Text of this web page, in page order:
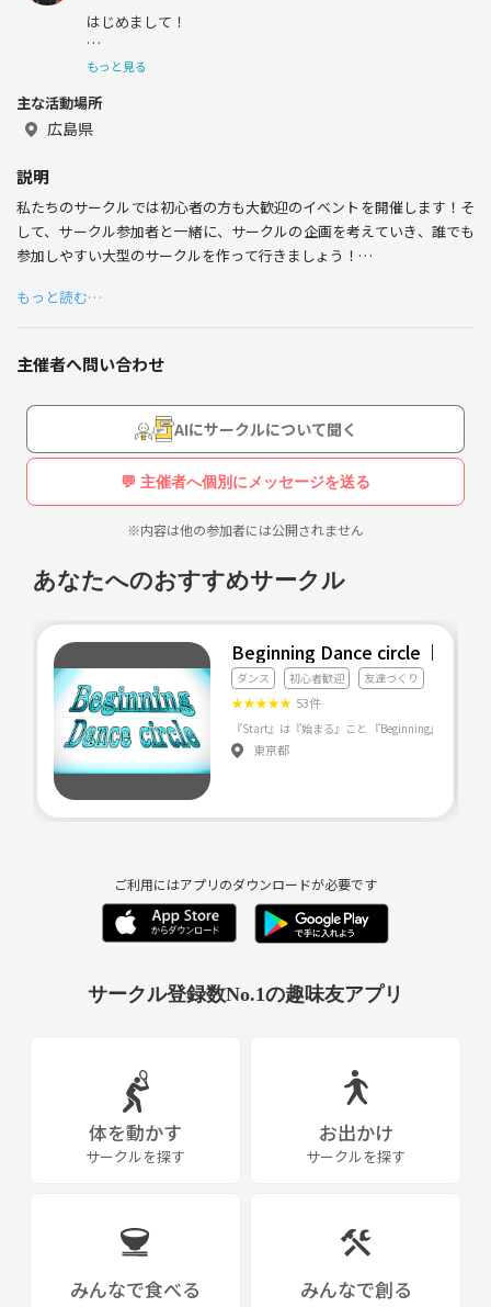
はじめまして！
大阪から広島に住むことになりました！
広島では友人が数少ないので、たくさんの方と出会いたい
です！
趣味はバスケ🏀、釣り🎣、筋トレ💪、マラソン🏃、読書
📕、旅行✈️などなど、たくさんあります！
間ファスティングやってます)
毎日朝活もしてます！☕️
ここではやりたいことは、サークルを作って、自分の様に
たくさんの人と出会い、成長し合い、仲のいい関係が作り
たいです。そして、全員が楽しいと思える思い出を作って
もっと見る
主な活動場所
広島県
説明
私たちのサークルでは初心者の方も大歓迎のイベントを開催します！そ
して、サークル参加者と一緒に、サークルの企画を考えていき、誰でも
参加しやすい大型のサークルを作って行きましょう！
また、友達作りやカフェ巡りが好きな方、ぜひ一緒に参加しましょう
☕️🕛
カフェでおしゃべりタイム☕️
私たちのサークルは、年齢に関係なく、趣味が合う仲間を作る、アット
ホームな雰囲気づくりを心がけています。お一人で参加される方も大歓
迎です！なるべくみんなと会話できるように、運営していきたいと思っ
ています。
下記の行為はご遠慮ください。・勧誘・営業・告知・引き抜き・しつこ
いナンパ・暴言など・過度なナンパ行為や迷惑行為・開催内容や風景写
する方、運営側の指示に従っていただけない方や運営側が参加者様とし
てふさわしくないと判断した方は、参加をお断りする場合がございま
す。夏に向けて、楽しいひとときを一緒に過ごしましょう！皆さんの参
加をお待ちしています🌸
もっと読む…
主催者へ問い合わせ
AIにサークルについて聞く
💬 主催者へ個別にメッセージを送る
※内容は他の参加者には公開されません
あなたへのおすすめサークル
Beginning Dance circle【大人
ダンス 初心者歓迎 友達づくり
★★★★★ 53件
東京都
ご利用にはアプリのダウンロードが必要です
サークル登録数No.1の趣味友アプリ
体を動かす
サークルを探す
お出かけ
サークルを探す
みんなで食べる みんなで創る